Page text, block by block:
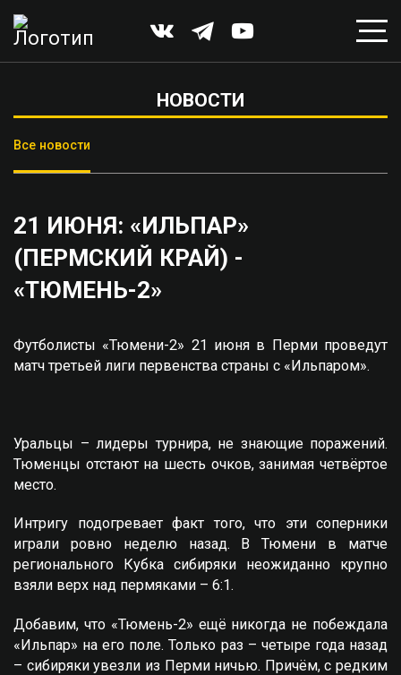
НОВОСТИ
Все новости
21 ИЮНЯ: «ИЛЬПАР»
(ПЕРМСКИЙ КРАЙ) -
«ТЮМЕНЬ-2»
Футболисты «Тюмени-2» 21 июня в Перми проведут
матч третьей лиги первенства страны с «Ильпаром».
Уральцы – лидеры турнира, не знающие поражений.
Тюменцы отстают на шесть очков, занимая четвёртое
место.
Интригу подогревает факт того, что эти соперники
играли ровно неделю назад. В Тюмени в матче
регионального Кубка сибиряки неожиданно крупно
взяли верх над пермяками – 6:1.
Добавим, что «Тюмень-2» ещё никогда не побеждала
«Ильпар» на его поле. Только раз – четыре года назад
– сибиряки увезли из Перми ничью. Причём, с редким